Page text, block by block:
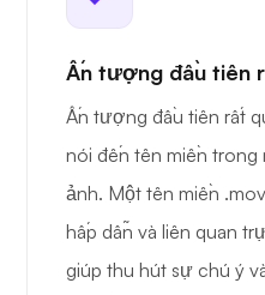
Ấn tượng đầu tiên
Ấn tượng đầu tiên rất
nói đến tên miền trong
ảnh. Một tên miền
hấp dẫn và liên quan
giúp thu hút sự chú ý